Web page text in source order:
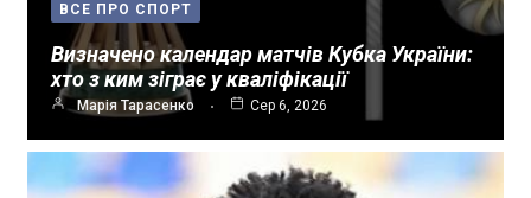
ВСЕ ПРО СПОРТ
Визначено календар матчів Кубка України:
хто з ким зіграє у кваліфікації
Марія Тарасенко Сер 6, 2026